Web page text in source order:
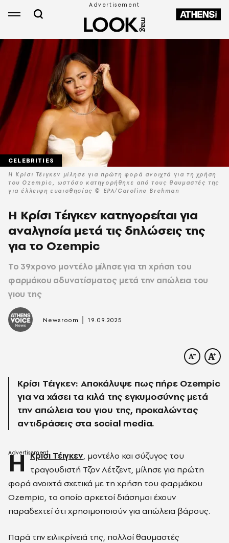
Η Κρίσι Τέιγκεν μίλησε για πρώτη φορά ανοιχτά για τη χρήση
του Ozempic, ωστόσο κατηγορήθηκε από τους θαυμαστές της
για έλλειψη ευαισθησίας © EPA/Caroline Brehman
CELEBRITIES
Η Κρίσι Τέιγκεν κατηγορείται για
αναλγησία μετά τις δηλώσεις της
για το Ozempic
To 39χρονο μοντέλο μίλησε για τη χρήση του
φαρμάκου αδυνατίσματος μετά την απώλεια του
γιου της
Newsroom 19.09.2025
Κρίσι Τέιγκεν: Αποκάλυψε πως πήρε Ozempic
για να χάσει τα κιλά της εγκυμοσύνης μετά
την απώλεια του γιου της, προκαλώντας
αντιδράσεις στα social media.
Η Κρίσι Τέιγκεν, μοντέλο και σύζυγος του
τραγουδιστή Τζον Λέτζεντ, μίλησε για πρώτη
φορά ανοιχτά σχετικά με τη χρήση του φαρμάκου
Ozempic, το οποίο αρκετοί διάσημοι έχουν
παραδεχτεί ότι χρησιμοποιούν για απώλεια βάρους.
Παρά την ειλικρίνειά της, πολλοί θαυμαστές